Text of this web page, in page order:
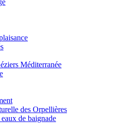
Méditerranée
des Orpellières
de baignade